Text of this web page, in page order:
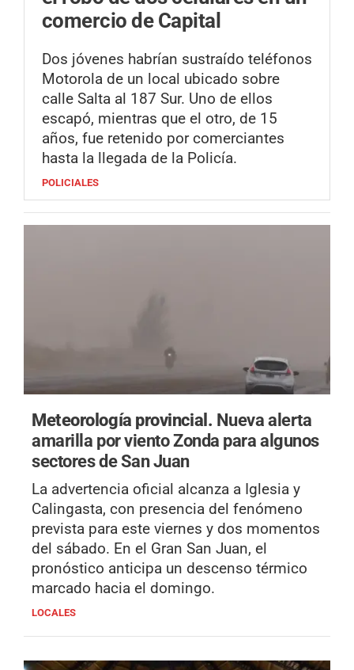
comercio de Capital
Dos jóvenes habrían sustraído teléfonos
Motorola de un local ubicado sobre
calle Salta al 187 Sur. Uno de ellos
escapó, mientras que el otro, de 15
años, fue retenido por comerciantes
hasta la llegada de la Policía.
POLICIALES
Meteorología provincial. Nueva alerta
amarilla por viento Zonda para algunos
sectores de San Juan
La advertencia oficial alcanza a Iglesia y
Calingasta, con presencia del fenómeno
prevista para este viernes y dos momentos
del sábado. En el Gran San Juan, el
pronóstico anticipa un descenso térmico
marcado hacia el domingo.
LOCALES